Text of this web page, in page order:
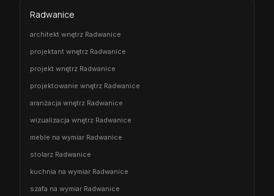
Radwanice
architekt wnętrz Radwanice
projektant wnętrz Radwanice
projekt wnętrz Radwanice
projektowanie wnętrz Radwanice
aranżacja wnętrz Radwanice
wizualizacja wnętrz Radwanice
meble na wymiar Radwanice
stolarz Radwanice
kuchnia na wymiar Radwanice
szafa na wymiar Radwanice